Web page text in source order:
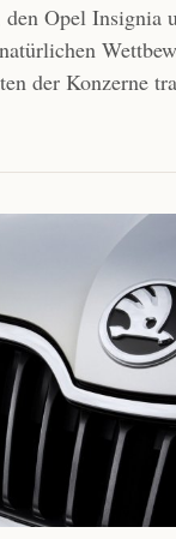
Opel Insignia
der Konzerne